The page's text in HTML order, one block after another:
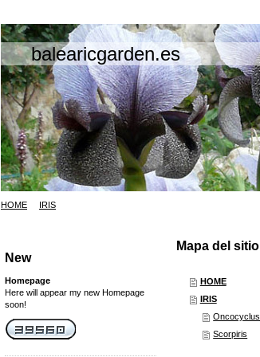
balearicgarden.es
HOME IRIS
Mapa del sitio
HOME
IRIS
Oncocyclus
Scorpiris
New
Homepage
Here will appear my new Homepage
soon!